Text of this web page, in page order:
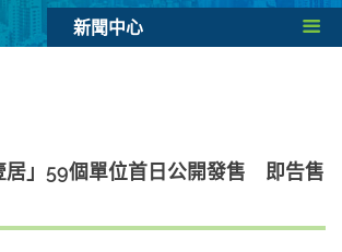
新聞中心
居」59個單位首日公開發售 即告售